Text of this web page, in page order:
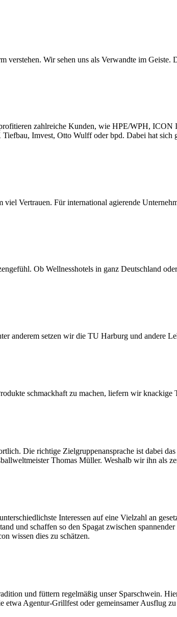
Wir sehen uns als Verwandte im
zahlreiche Kunden, wie HPE/WPH,
Imvest, Otto Wulff oder bpd. Dabei hat sich
Vertrauen. Für international agierende
Ob Wellnesshotels in ganz Deutschland
anderem setzen wir die TU Harburg und andere
schmackhaft zu machen, liefern wir knackige
Die richtige Zielgruppenansprache ist dabei
Thomas Müller. Weshalb wir ihn als
Interessen auf eine Vielzahl an
und schaffen so den Spagat zwischen
wissen dies zu schätzen.
und füttern regelmäßig unser Sparschwein.
Agentur-Grillfest oder gemeinsamer Ausflug